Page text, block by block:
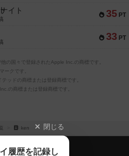
35 PT
イト
33 PT
の国々で登録されたApple Inc.の商標です。
ークです。
ッドの商標または登録商標です。
の商標または登録商標です。
ken 閉じる
履歴を記録し